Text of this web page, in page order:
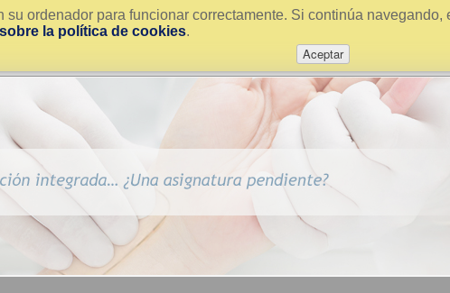
ordenador para funcionar correctamente. Si continúa
la política de cookies.
Aceptar